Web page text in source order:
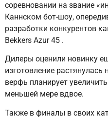
соревновании на звание
Каннском бот-шоу,
разработки конкурентов
Bekkers Azur 45 .
Дилеры оценили новинку
изготовление растянулась
верфь планирует
меньшей мере вдвое.
Также в финалы в своих